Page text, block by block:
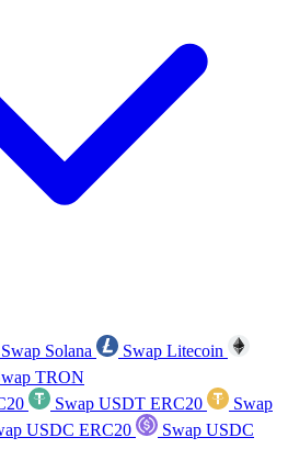
Swap Solana
Swap Litecoin
TRON
Swap USDT ERC20
Swap
USDC ERC20
Swap USDC